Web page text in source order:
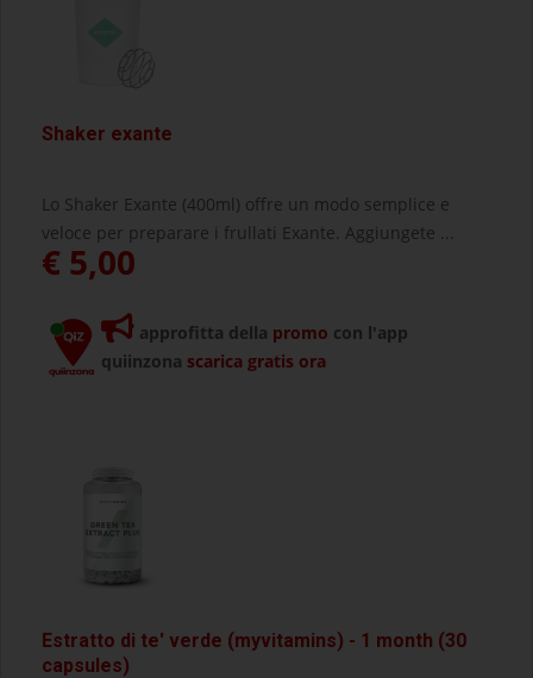
Shaker exante
Lo Shaker Exante (400ml) offre un modo semplice e
veloce per preparare i frullati Exante. Aggiungete ...
€ 5,00
approfitta della promo con l'app
quiinzona scarica gratis ora
Estratto di te' verde (myvitamins) - 1 month (30
capsules)